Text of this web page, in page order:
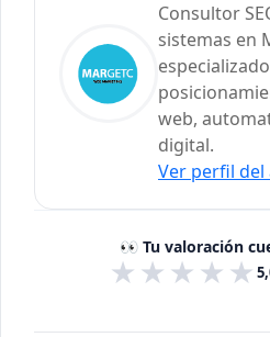
Consultor
sistemas en
web,
digital.
Ver perfil
👀 Tu valoración
★
★
★
★
★